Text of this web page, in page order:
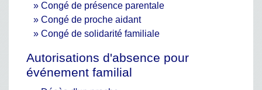
Congé de présence parentale
Congé de proche aidant
Congé de solidarité familiale
Autorisations d'absence pour
événement familial